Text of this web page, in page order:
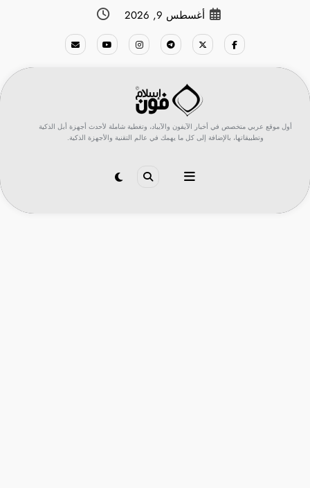
أغسطس 9, 2026
أول موقع عربي متخصص في أخبار الآيفون والآيباد، وتغطية شاملة لأحدث أجهزة أبل الذكية
وتطبيقاتها، بالإضافة إلى كل ما يهمك في عالم التقنية والأجهزة الذكية.